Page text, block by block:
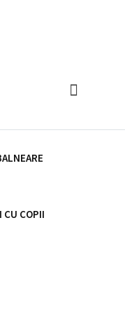
CU COPII